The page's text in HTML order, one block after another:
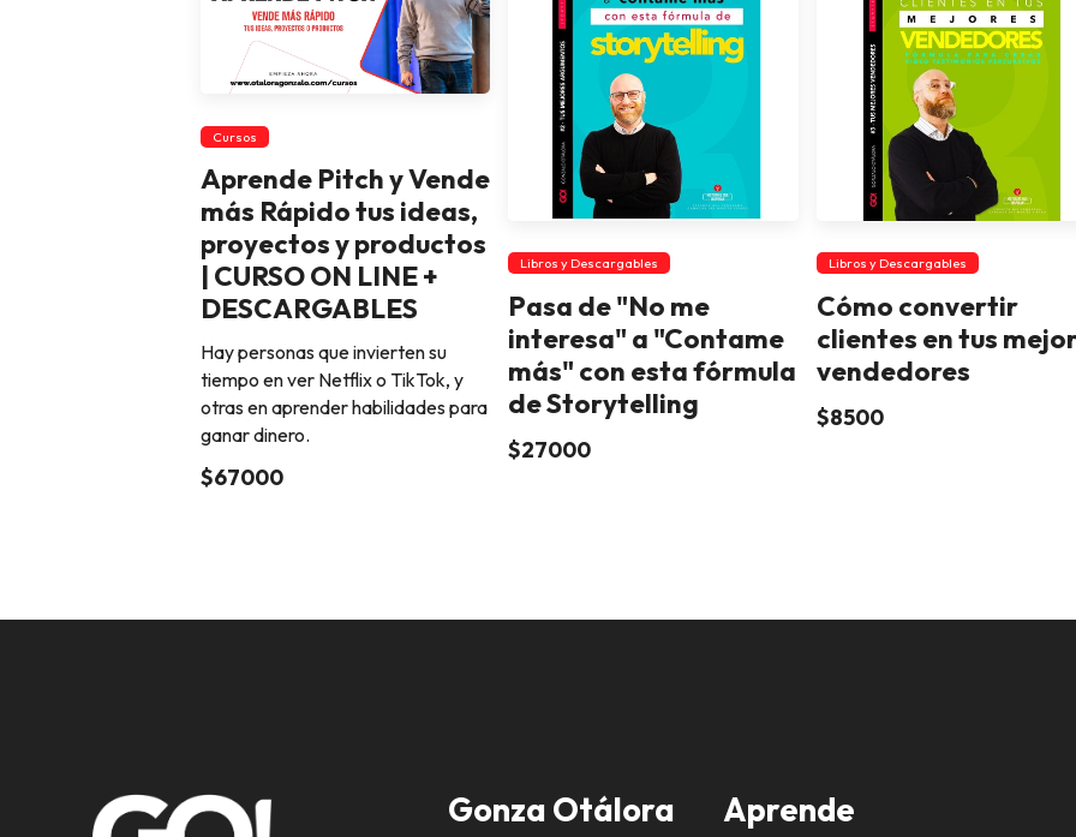
Cursos
Aprende Pitch y Vende
más Rápido tus ideas,
proyectos y productos
| CURSO ON LINE +
DESCARGABLES
Hay personas que invierten su
tiempo en ver Netflix o TikTok, y
otras en aprender habilidades para
ganar dinero.
$67000
Libros y Descargables
Pasa de "No me
interesa" a "Contame
más" con esta fórmula
de Storytelling
$27000
Libros y Descargables
Cómo convertir
clientes en tus
vendedores
$8500
Gonza Otálora Aprende